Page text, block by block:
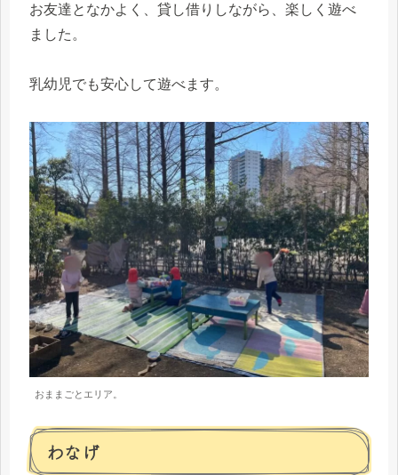
お友達となかよく、貸し借りしながら、楽しく遊べ
ました。
乳幼児でも安心して遊べます。
おままごとエリア。
わなげ